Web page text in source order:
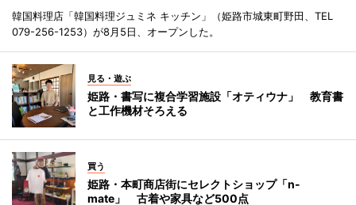
韓国料理店「韓国料理ジュミネ キッチン」（姫路市城東町野田、TEL
079-256-1253）が8月5日、オープンした。
見る・遊ぶ
姫路・書写に複合学習施設「オティウナ」 教育書
と工作機材そろえる
買う
姫路・本町商店街にセレクトショップ「n-
mate」 古着や家具など500点